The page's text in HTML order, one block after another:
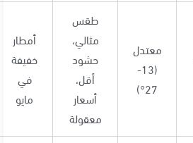
معتدل
(13-
27°)
طقس
مثالي،
حشود
أقل،
أسعار
معقولة
أمطار
خفيفة
في
مايو